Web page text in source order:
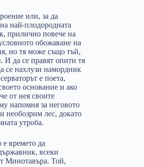
или, за да
най-плодородната
прилично повече на
обожаване на
но тя може също тъй,
И да се правят опити тя
се нахлузи намордник
е поета,
основание и ако
от нея своите
напомня за неговото
необозрим лес, докато
утроба.
времето да
всеки
Минотавъра. Той,